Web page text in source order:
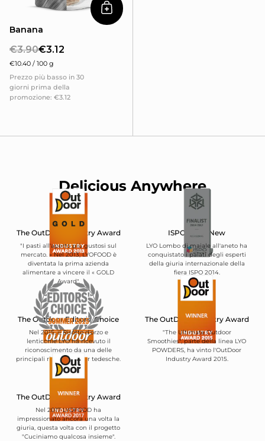
Aggiungi al carrello
Banana
€3.12
€3.90
€10.40 / 100 g
Prezzo più basso in 30
giorni prima della
promozione: €3.12
Delicious Anywhere
The OutDoor Industry Award
"I pasti all'aperto più gustosi sul
mercato. » Nel 2013, LYOFOOD è
diventata la prima azienda
alimentare a vincere il « GOLD
Award".
ISPO BrandNew
LYO Lombo di maiale all'aneto ha
conquistato i palati degli esperti
della giuria internazionale della
fiera ISPO 2014.
The Outdoor Editors' Choice
Nel 2015, il Risotto d'orzo e
lenticchie LYO ha ricevuto il
riconoscimento da una delle
principali riviste outdoor tedesche.
The OutDoor Industry Award
"The Ultimate Outdoor
Smoothies", parte della linea LYO
POWDERS, ha vinto l'OutDoor
Industry Award 2015.
The OutDoor Industry Award
Nel 2017 LYOFOOD ha
impressionato ancora una volta la
giuria, questa volta con il progetto
"Cuciniamo qualcosa insieme".